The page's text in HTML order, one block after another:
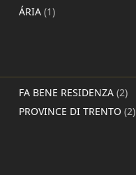
ÁRIA (1)
FA BENE RESIDENZA (2)
PROVINCE DI TRENTO (2)